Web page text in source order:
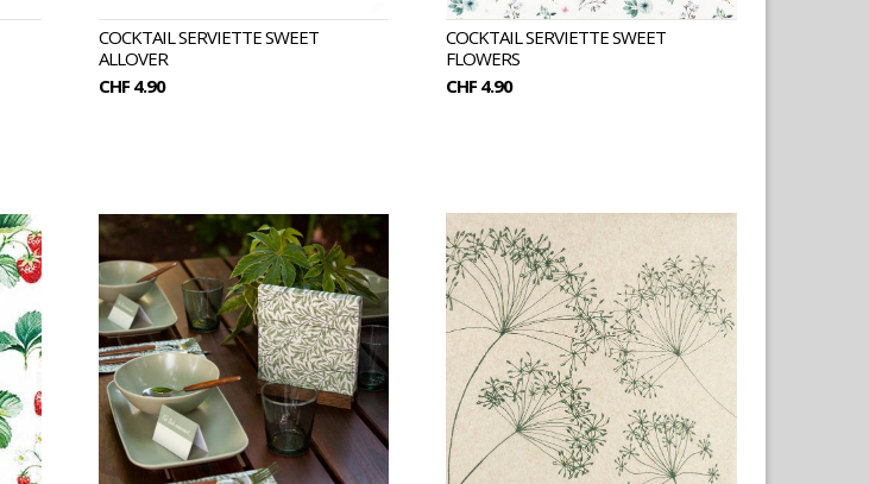
COCKTAIL SERVIETTE SWEET
ALLOVER
CHF 4.90
COCKTAIL SERVIETTE SWEET
FLOWERS
CHF 4.90